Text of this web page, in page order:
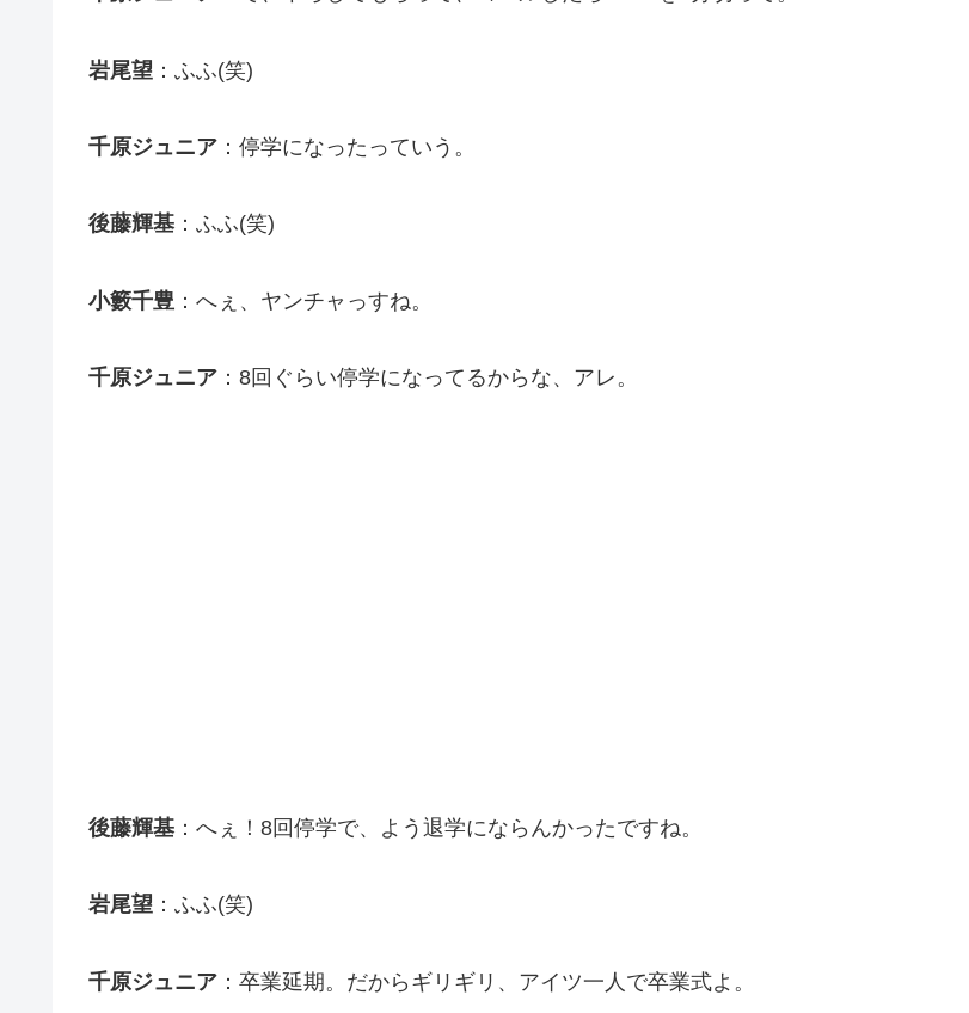
岩尾望 ：ふふ(笑)
千原ジュニア ：停学になったっていう。
後藤輝基 ：ふふ(笑)
小籔千豊 ：へぇ、ヤンチャっすね。
千原ジュニア ：8回ぐらい停学になってるからな、アレ。
後藤輝基 ：へぇ！8回停学で、よう退学にならんかったですね。
岩尾望 ：ふふ(笑)
千原ジュニア ：卒業延期。だからギリギリ、アイツ一人で卒業式よ。